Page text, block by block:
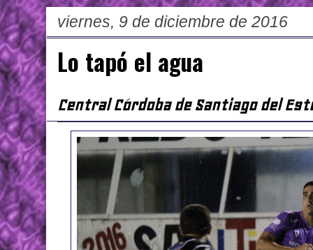
viernes, 9 de diciembre de 2016
Lo tapó el agua
Central Córdoba de Santiago del